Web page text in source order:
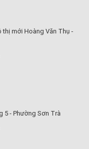
thị mới Hoàng Văn Thụ -
5 - Phường Sơn Trà